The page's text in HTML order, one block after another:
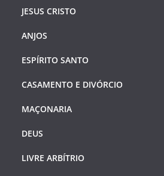
JESUS CRISTO
ANJOS
ESPÍRITO SANTO
CASAMENTO E DIVÓRCIO
MAÇONARIA
DEUS
LIVRE ARBÍTRIO